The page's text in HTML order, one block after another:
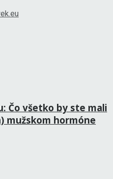
Čo všetko by ste mali
mužskom hormóne